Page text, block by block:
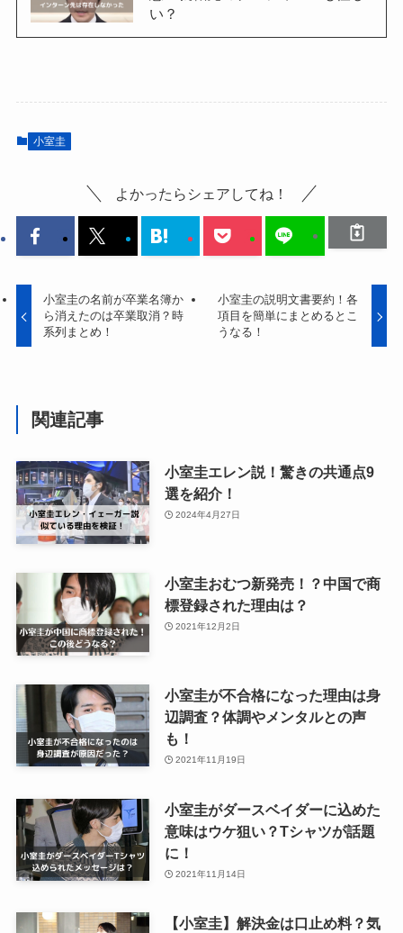
い？
小室圭
よかったらシェアしてね！
小室圭の名前が卒業名簿か
ら消えたのは卒業取消？時
系列まとめ！
小室圭の説明文書要約！各
項目を簡単にまとめるとこ
うなる！
関連記事
小室圭エレン説！驚きの共通点9
選を紹介！
2024年4月27日
小室圭おむつ新発売！？中国で商
標登録された理由は？
2021年12月2日
小室圭が不合格になった理由は身
辺調査？体調やメンタルとの声
も！
2021年11月19日
小室圭がダースベイダーに込めた
意味はウケ狙い？Tシャツが話題
に！
2021年11月14日
【小室圭】解決金は口止め料？気